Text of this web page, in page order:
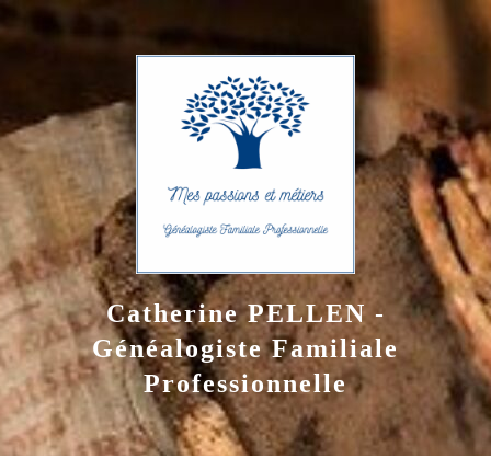
to
Catherine PELLEN -
Généalogiste Familiale
Professionnelle